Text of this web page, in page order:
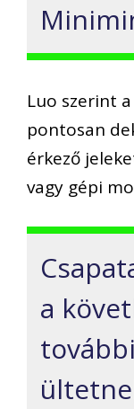
Luo szerint
pontosan
érkező
vagy gépi
a